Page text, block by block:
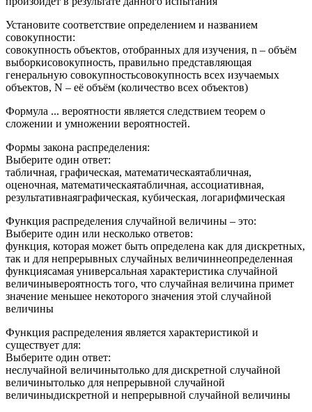
Установите соответствие определением и названием
совокупности:
совокупность объектов, отобранных для изучения, n – объём
выборкисовокупность, правильно представляющая
генеральную совокупностьсовокупность всех изучаемых
объектов, N – её объём (количество всех объектов)
Формула ... вероятности является следствием теорем о
сложении и умножении вероятностей.
Формы закона распределения:
Выберите один ответ:
табличная, графическая, математическаятабличная,
оценочная, математическаятабличная, ассоциативная,
результативнаяграфическая, кубическая, логарифмическая
Функция распределения случайной величины – это:
Выберите один или несколько ответов:
функция, которая может быть определена как для дискретных,
так и для непрерывных случайных величиннеопределенная
функциясамая универсальная характеристика случайной
величинывероятность того, что случайная величина примет
значение меньшее некоторого значения этой случайной
величины
Функция распределения является характеристикой и
существует для:
Выберите один ответ:
неслучайной величинытолько для дискретной случайной
величинытолько для непрерывной случайной
величиныдискретной и непрерывной случайной величины